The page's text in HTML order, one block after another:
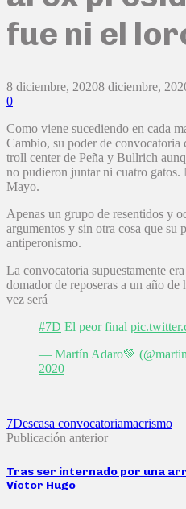
fue ni el
8 diciembre, 20208 diciembre,
0
Como viene sucediendo en cada
Cambio, su poder de convocatoria
troll center de Peña y Bullrich
no pudieron juntar ni cuatro
Mayo.
Apenas un grupo de resentidos y
argumentos y sin otra cosa que su
antiperonismo.
La convocatoria supuestamente
domador de reposeras a un año
vez será
#7D El peor final
— Martín Adaro💚
2020
7Descasa convocatoriamacrismo
Publicación anterior
Tras ser internado por una
Víctor Hugo